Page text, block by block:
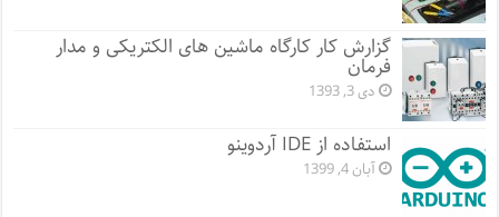
گزارش کار کارگاه ماشین های الکتریکی و مدار
فرمان
دی 3, 1393
استفاده از IDE آردوینو
آبان 4, 1399